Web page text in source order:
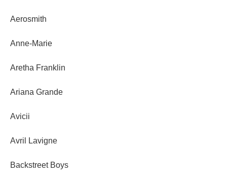
Aerosmith
Anne-Marie
Aretha Franklin
Ariana Grande
Avicii
Avril Lavigne
Backstreet Boys